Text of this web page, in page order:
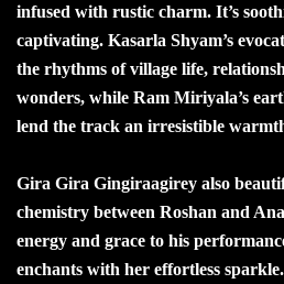
infused with rustic charm. It’s
captivating. Kasarla Shyam’s
the rhythms of village life,
wonders, while Ram Miriyala’s
lend the track an irresistible
Gira Gira Gingiraagirey also
chemistry between Roshan and
energy and grace to his
enchants with her effortless